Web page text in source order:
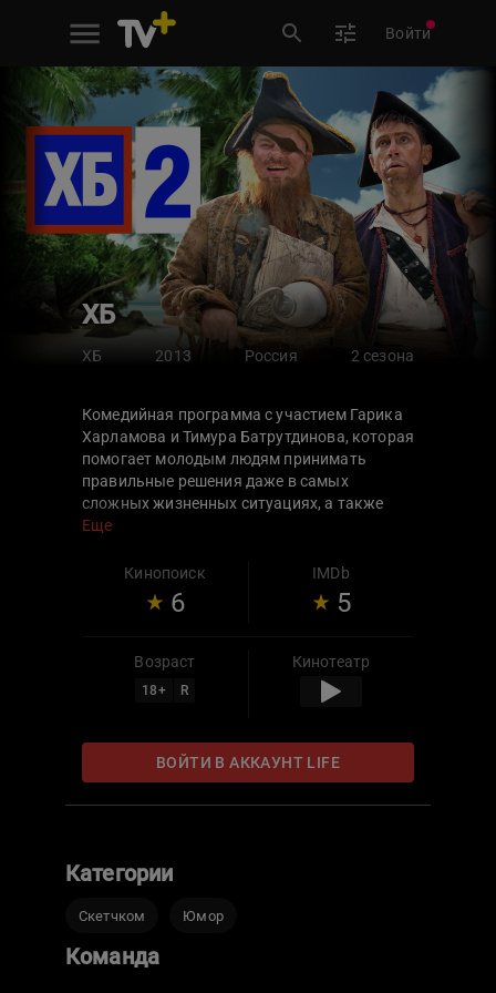
Войти
ХБ
ХБ 2013 Россия 2 сезона
Комедийная программа с участием Гарика
Харламова и Тимура Батрутдинова, которая
помогает молодым людям принимать
правильные решения даже в самых
сложных жизненных ситуациях, а также
отличать Х от Б. Мы думали, что это просто
внимательно, мы поняли, что это еще и
очень полезная программа. Она может и
должна использоваться для профилактики
Еще
Кинопоиск
6
IMDb
5
Возраст
18+ R
Кинотеатр
ВОЙТИ В АККАУНТ LIFE
Категории
Скетчком Юмор
Команда